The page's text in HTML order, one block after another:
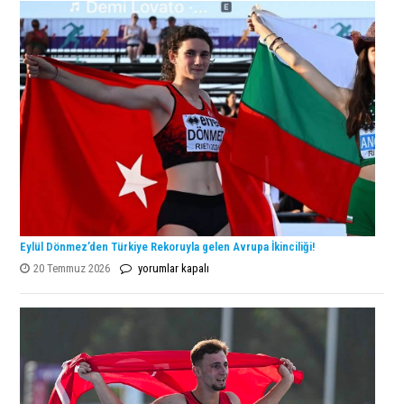
Şampiyonu
Lanlana
Tararudee!
için
Eylül Dönmez’den Türkiye Rekoruyla gelen Avrupa İkinciliği!
20 Temmuz 2026
Eylül
Türkiye
gelen
Avrupa
İkinciliği!
yorumlar kapalı